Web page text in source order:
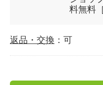
料無料
返品・交換 ：可